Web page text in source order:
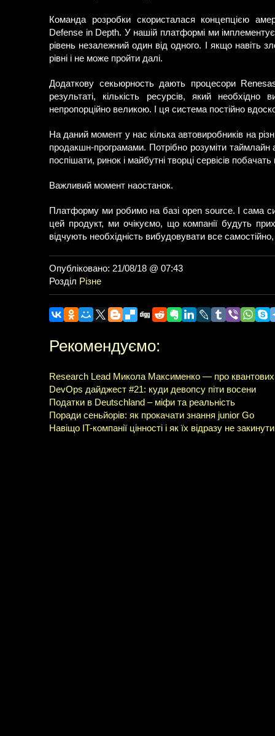
Команда розробки скористалася концепцією
Defense in Depth. У нашій платформі ми
рівень незалежний один від одного. І якщо навіть
рівні і не може пройти далі.
Додаткову секьюрность дають процесори
результаті, кількість ресурсів, який
непропорційно великою. І ця система постійно
На даний момент у нас кілька автовиробників на
продакшн-програмами. Потрібно розуміти
поспішати, ринок і майбутні творці сервісів
Важливий момент наостанок.
Платформу ми робимо на базі open source. І сама
цей продукт, ми очікуємо, що компанії будуть
відчують необхідність вибудовувати все
Опубліковано: 21/08/18 @ 07:43
Розділ Різне
Рекомендуємо:
Research Lead Микола Максименко — про квантових
DevOps дайджест #21: куди девопсу піти восени
Податки в Deutschland – міфи та реальність
Поради сеньйорів: як прокачати знання junior Go
Навіщо IT-компанії цінності і як їх відразу не закинути